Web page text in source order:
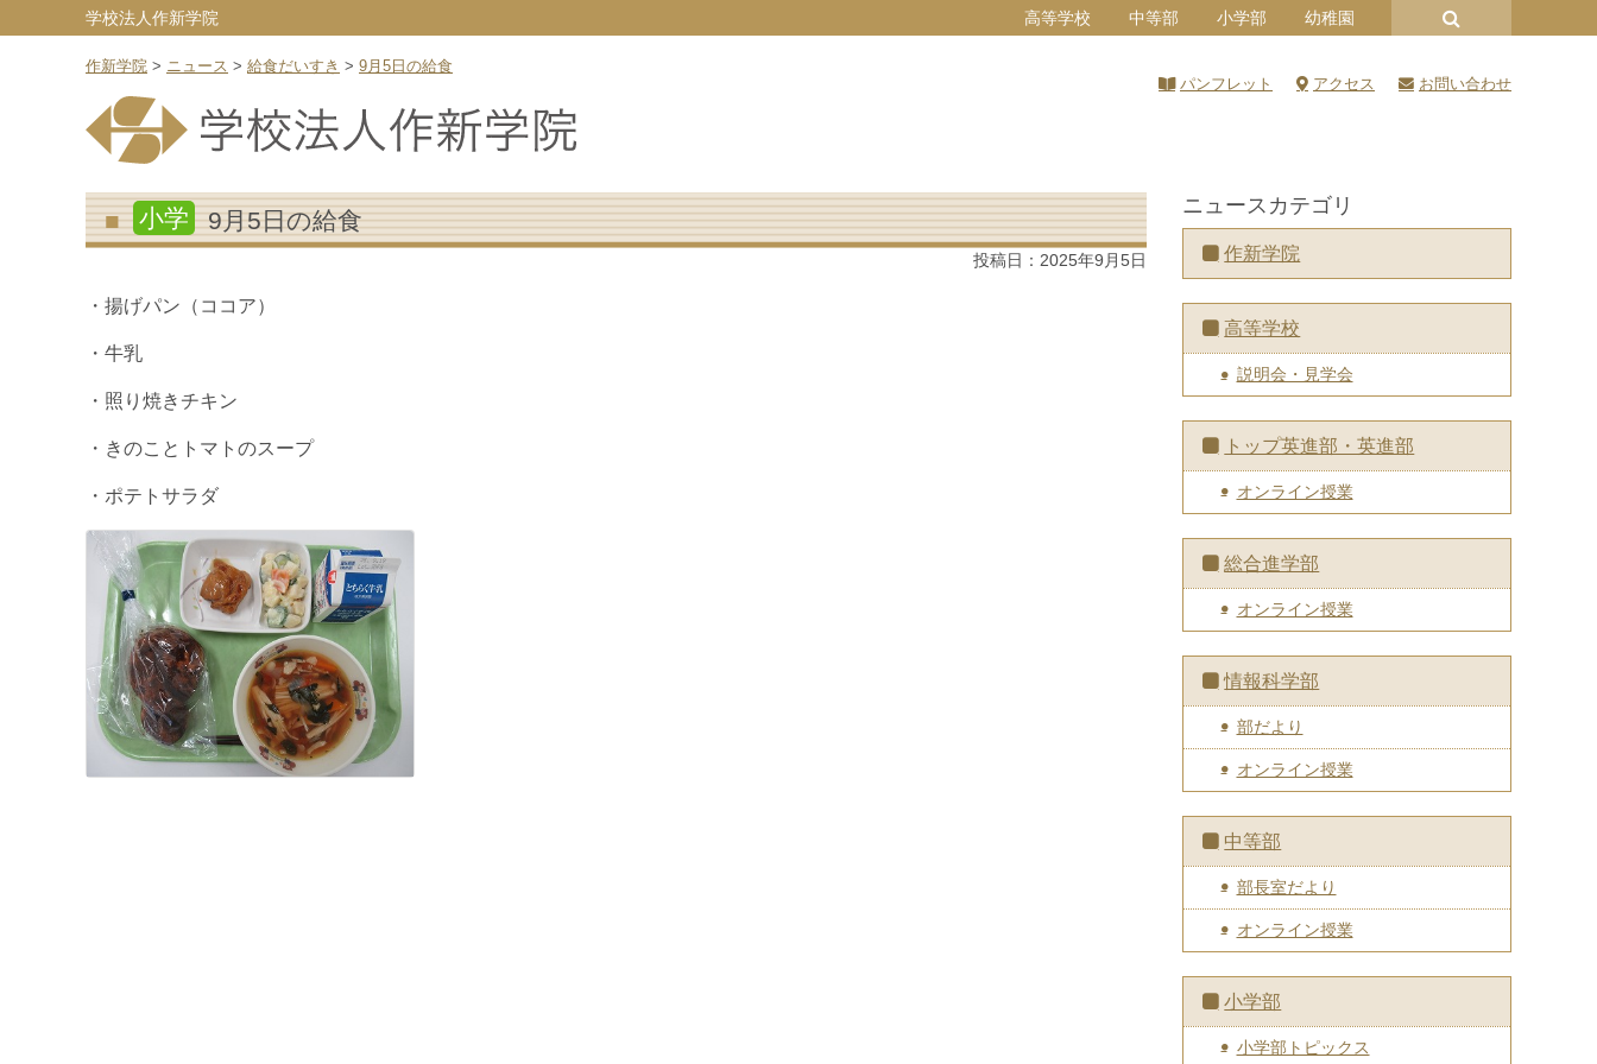
学校法人作新学院 高等学校 中等部 小学部 幼稚園
作新学院 > ニュース > 給食だいすき > 9月5日の給食
パンフレット
アクセス お問い合わせ
小学 9月5日の給食
投稿日： 2025年9月5日
・揚げパン（ココア）
・牛乳
・照り焼きチキン
・きのことトマトのスープ
・ポテトサラダ
ニュースカテゴリ
作新学院
高等学校
説明会・見学会
トップ英進部・英進部
オンライン授業
総合進学部
オンライン授業
情報科学部
部だより
オンライン授業
中等部
部長室だより
オンライン授業
小学部
小学部トピックス